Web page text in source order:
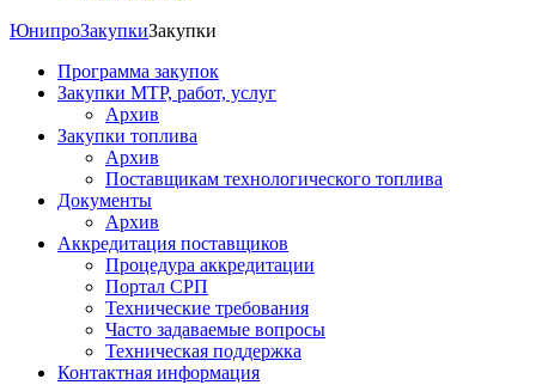
ЮнипроЗакупкиЗакупки
Программа закупок
Закупки МТР, работ, услуг
Архив
Закупки топлива
Архив
Поставщикам технологического топлива
Документы
Архив
Аккредитация поставщиков
Процедура аккредитации
Портал СРП
Технические требования
Часто задаваемые вопросы
Техническая поддержка
Контактная информация